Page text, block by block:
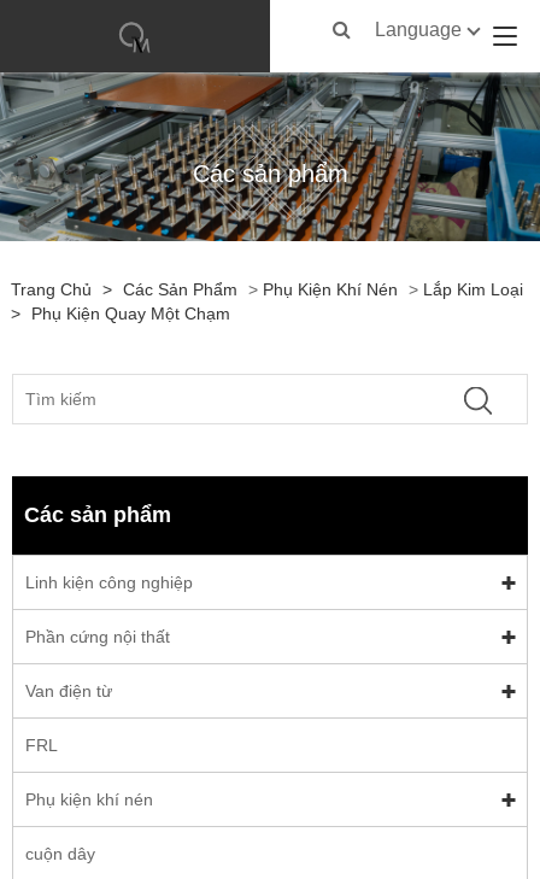
Language
Các sản phẩm
Trang Chủ > Các Sản Phẩm > Phụ Kiện Khí Nén > Lắp Kim Loại
>
Phụ Kiện Quay Một Chạm
Các sản phẩm
Linh kiện công nghiệp
Phần cứng nội thất
Van điện từ
FRL
Phụ kiện khí nén
cuộn dây